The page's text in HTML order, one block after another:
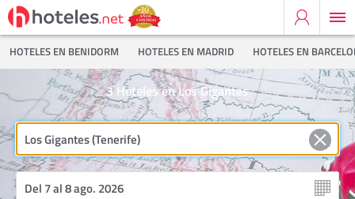
HOTELES EN BENIDORM HOTELES EN MADRID HOTELES EN
Hoteles en Los Gigantes
3